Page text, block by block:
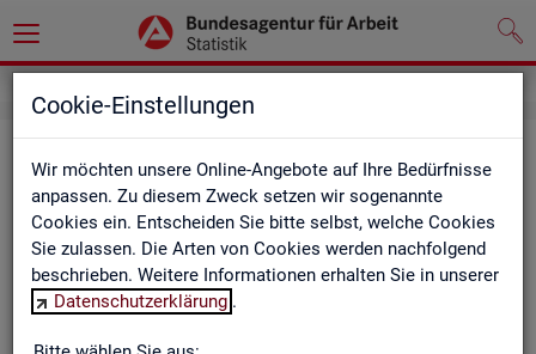
Cookie-Einstellungen
Wir möchten unsere Online-Angebote auf Ihre Bedürfnisse
anpassen. Zu diesem Zweck setzen wir sogenannte
Cookies ein. Entscheiden Sie bitte selbst, welche Cookies
Sie zulassen. Die Arten von Cookies werden nachfolgend
beschrieben. Weitere Informationen erhalten Sie in unserer
Datenschutzerklärung .
Aus­bil­dungs­markt
Das Da­sh­board zeigt die wich­tigs­ten Daten zum Aus­bil­dungs­
markt in in­ter­ak­ti­ven Gra­fi­ken und Ta­bel­len. Für Deutsch­land,
Län­der, Krei­se, Agen­tur­be­zir­ke und Ar­beits­markt­re­gio­nen bil­
det es ge­mel­de­te Be­wer­be­rin­nen und Be­wer­ber sowie Be­rufs­
aus­bil­dungs­stel­len nach ge­frag­ten Merk­ma­len ab, bei­spiels­
wei­se Be­ru­fe. Neue Daten gibt es mo­nat­lich für März bis Sep­